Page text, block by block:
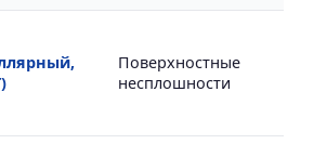
Поверхностные
несплошности